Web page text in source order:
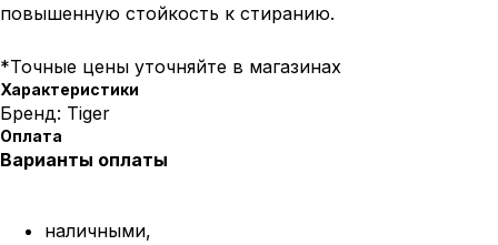
повышенную стойкость к стиранию.
*Точные цены уточняйте в магазинах
Характеристики
Бренд: Tiger
Оплата
Варианты оплаты
наличными,